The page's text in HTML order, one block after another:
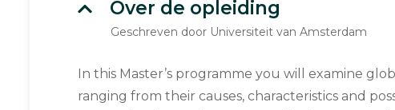
Over de opleiding
Geschreven door Universiteit van Amsterdam
In this Master’s programme you will examine
ranging from their causes, characteristics and